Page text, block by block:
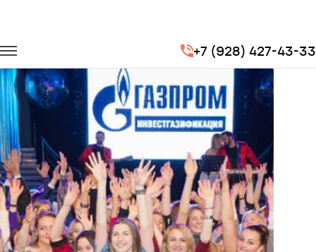
+7 (928) 427-43-33
Корпоративные перевозки
Корпоратив компании «Газпром»